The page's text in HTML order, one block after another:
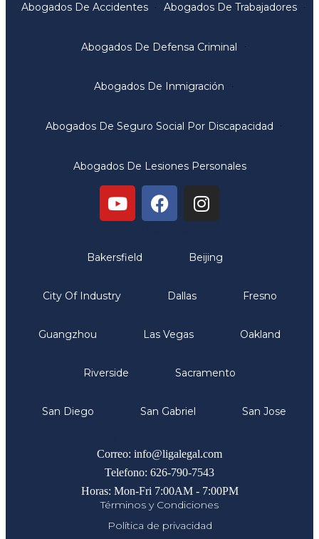
Abogados De Accidentes Abogados De Trabajadores
Abogados De Defensa Criminal
Abogados De Inmigración
Abogados De Seguro Social Por Discapacidad
Abogados De Lesiones Personales
Bakersfield Beijing
City Of Industry Dallas Fresno
Guangzhou Las Vegas Oakland
Riverside Sacramento
San Diego San Gabriel San Jose
Correo: info@ligalegal.com
Telefono: 626-790-7543
Horas: Mon-Fri 7:00AM - 7:00PM
Términos y Condiciones
Política de privacidad